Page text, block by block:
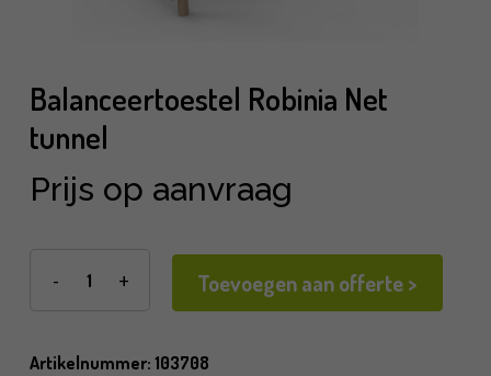
Balanceertoestel Robinia Net
tunnel
Prijs op aanvraag
Toevoegen aan offerte >
Artikelnummer: 103708